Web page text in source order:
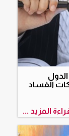
الفساد
المزيد ...